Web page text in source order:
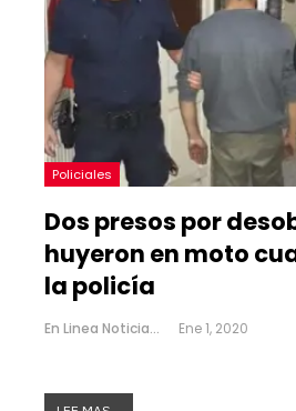
Policiales
Dos presos por
huyeron en moto
la policía
En Linea Noticias Ene 1, 2020